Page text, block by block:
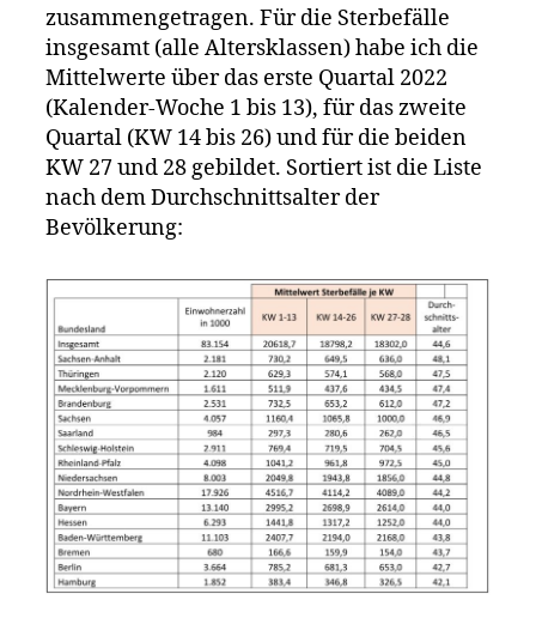
zusammengetragen. Für die Sterbefälle
insgesamt (alle Altersklassen) habe ich die
Mittelwerte über das erste Quartal 2022
(Kalender-Woche 1 bis 13), für das zweite
Quartal (KW 14 bis 26) und für die beiden
KW 27 und 28 gebildet. Sortiert ist die Liste
nach dem Durchschnittsalter der
Bevölkerung: